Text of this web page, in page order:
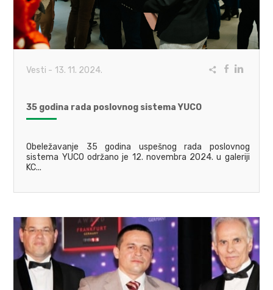
Vesti - 13. 11. 2024.
35 godina rada poslovnog sistema YUCO
Obeležavanje 35 godina uspešnog rada poslovnog
sistema YUCO održano je 12. novembra 2024. u galeriji
KC...